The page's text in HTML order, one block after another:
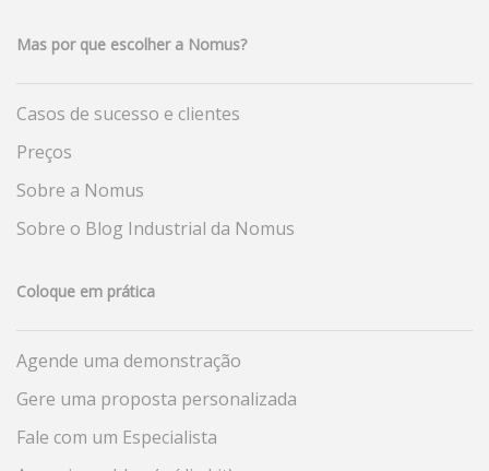
Mas por que escolher a Nomus?
Casos de sucesso e clientes
Preços
Sobre a Nomus
Sobre o Blog Industrial da Nomus
Coloque em prática
Agende uma demonstração
Gere uma proposta personalizada
Fale com um Especialista